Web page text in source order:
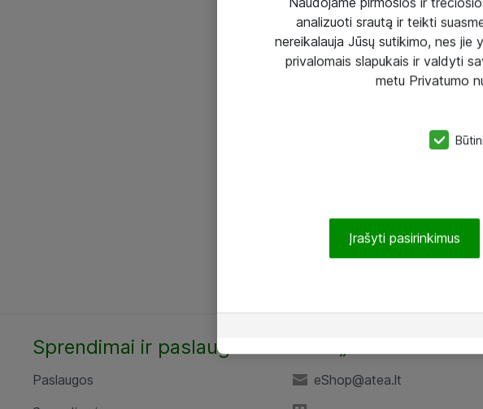
Sprendimai ir paslaugos
Paslaugos
eShop@atea.lt
analizuoti srautą ir teikti
nereikalauja Jūsų sutikimo, nes jie
privalomais slapukais ir valdyti
metu Privatumo
Įrašyti pasirinkimus